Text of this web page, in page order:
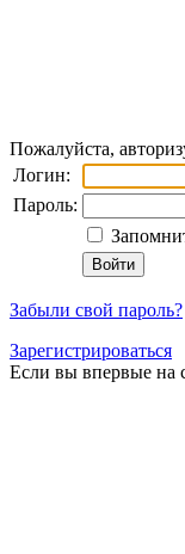
Пожалуйста,
Логин:
Пароль:
Забыли свой пароль?
Зарегистрироваться
Если вы впервые на